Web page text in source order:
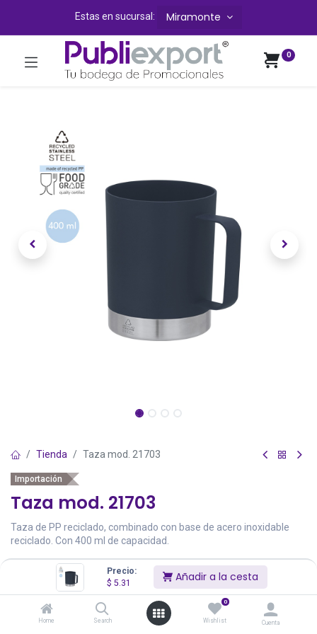
Precio:
$ 5.31 Añadir a la cesta
Home Search
0
Wishlist Cuenta
Estas en sucursal: Miramonte
0
Tienda Taza mod. 21703
Importación
Taza mod. 21703
Taza de PP reciclado, combinado con base de acero inoxidable
reciclado. Con 400 ml de capacidad.
$7.00
Precios incluyen IVA
Existencias Totales:0